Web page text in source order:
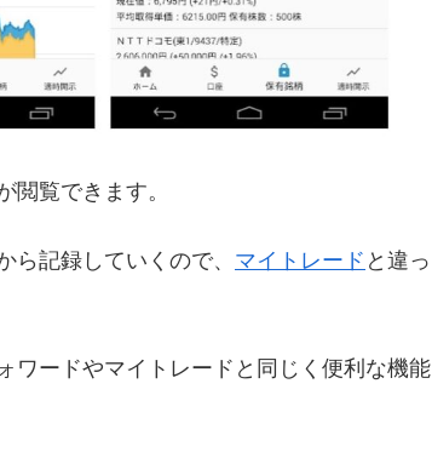
閲覧できます。
記録していくので、 マイトレード と違っ
ワードやマイトレードと同じく便利な機能